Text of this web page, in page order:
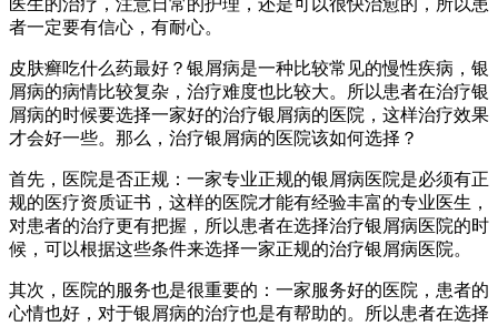
医生的治疗，注意日常的护理，还是可以很快治愈的，所以患
者一定要有信心，有耐心。
皮肤癣吃什么药最好？银屑病是一种比较常见的慢性疾病，银
屑病的病情比较复杂，治疗难度也比较大。所以患者在治疗银
屑病的时候要选择一家好的治疗银屑病的医院，这样治疗效果
才会好一些。那么，治疗银屑病的医院该如何选择？
首先，医院是否正规：一家专业正规的银屑病医院是必须有正
规的医疗资质证书，这样的医院才能有经验丰富的专业医生，
对患者的治疗更有把握，所以患者在选择治疗银屑病医院的时
候，可以根据这些条件来选择一家正规的治疗银屑病医院。
其次，医院的服务也是很重要的：一家服务好的医院，患者的
心情也好，对于银屑病的治疗也是有帮助的。所以患者在选择